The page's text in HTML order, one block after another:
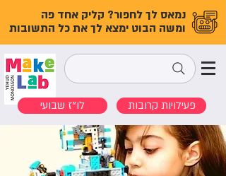
נמאס לך לחפור? קליק אחד פה
ומשה הבוט ימצא לך את כל התשובות
לו"ז שבועי פעילויות קרובות